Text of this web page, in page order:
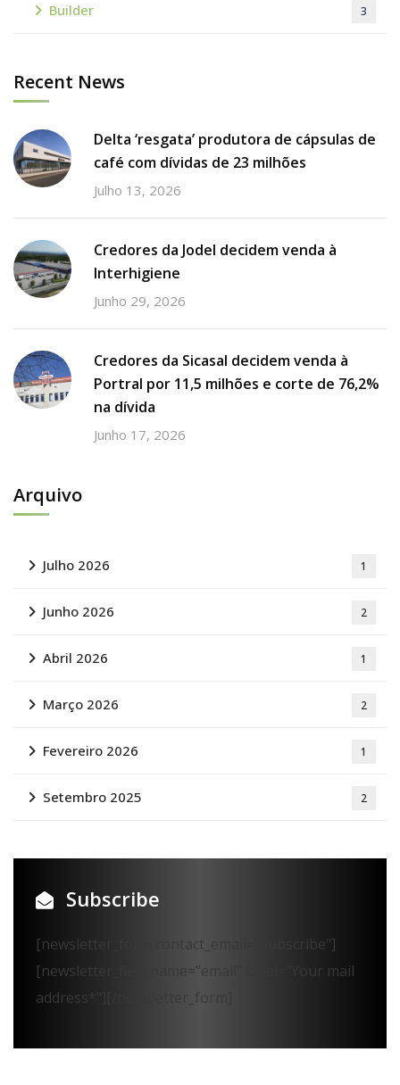
Builder 3
Recent News
Delta ‘resgata’ produtora de cápsulas de
café com dívidas de 23 milhões
Julho 13, 2026
Credores da Jodel decidem venda à
Interhigiene
Junho 29, 2026
Credores da Sicasal decidem venda à
Portral por 11,5 milhões e corte de 76,2%
na dívida
Junho 17, 2026
Arquivo
Julho 2026 1
Junho 2026 2
Abril 2026 1
Março 2026 2
Fevereiro 2026 1
Setembro 2025 2
Subscribe
[newsletter_form contact_email="Subscribe"]
[newsletter_field name="email" label="Your mail
address*"][/newsletter_form]